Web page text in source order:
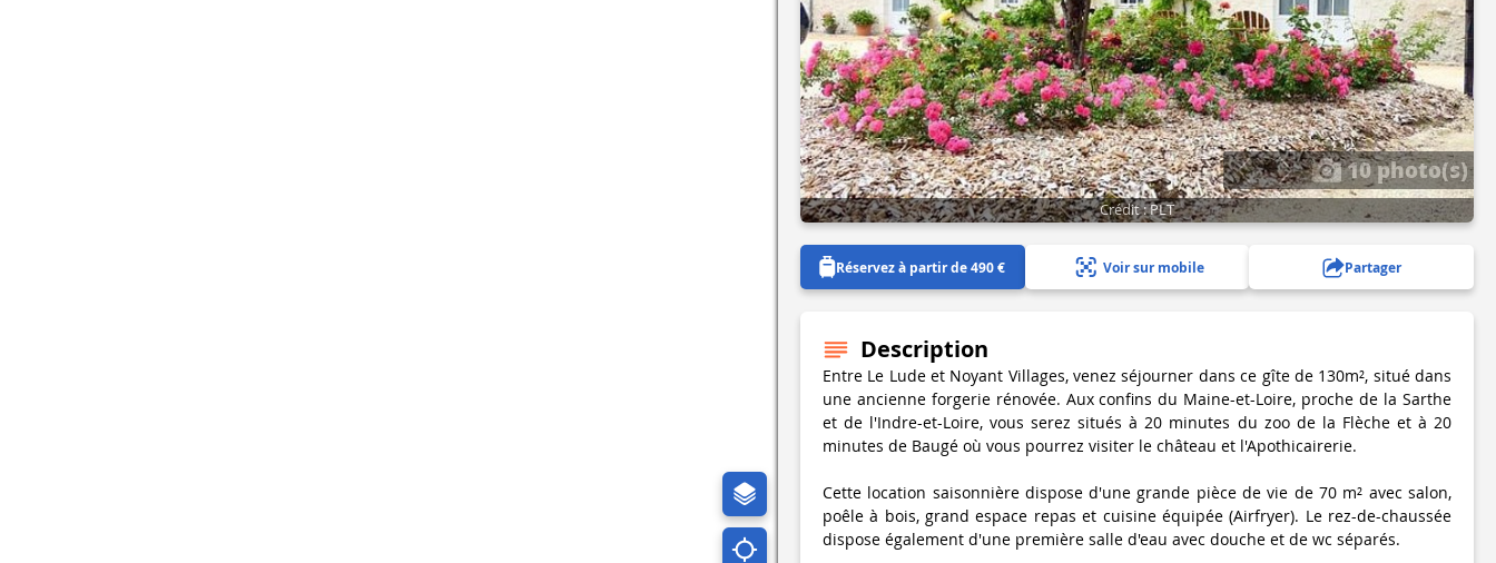
10 photo(s)
Crédit : PLT
Réservez à partir de 490 € Voir sur mobile Partager
Description
Entre Le Lude et Noyant Villages, venez séjourner dans ce gîte de 130m², situé dans
une ancienne forgerie rénovée. Aux confins du Maine-et-Loire, proche de la Sarthe
et de l'Indre-et-Loire, vous serez situés à 20 minutes du zoo de la Flèche et à 20
minutes de Baugé où vous pourrez visiter le château et l'Apothicairerie.
Cette location saisonnière dispose d'une grande pièce de vie de 70 m² avec salon,
poêle à bois, grand espace repas et cuisine équipée (Airfryer). Le rez-de-chaussée
dispose également d'une première salle d'eau avec douche et de wc séparés.